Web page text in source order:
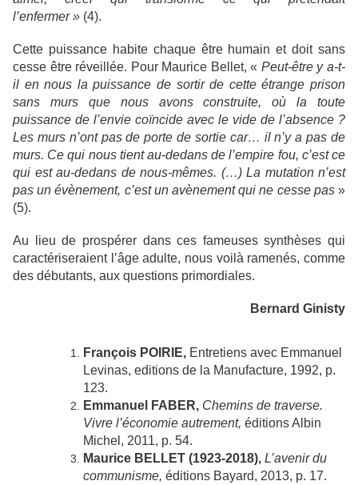
l’enfermer » (4).
Cette puissance habite chaque être humain et doit sans
cesse être réveillée. Pour Maurice Bellet, « Peut-être y a-t-
il en nous la puissance de sortir de cette étrange prison
sans murs que nous avons construite, où la toute
puissance de l’envie coïncide avec le vide de l’absence ?
Les murs n’ont pas de porte de sortie car… il n’y a pas de
murs. Ce qui nous tient au-dedans de l’empire fou, c’est ce
qui est au-dedans de nous-mêmes. (…) La mutation n’est
pas un évènement, c’est un avènement qui ne cesse pas»
(5).
Au lieu de prospérer dans ces fameuses synthèses qui
caractériseraient l’âge adulte, nous voilà ramenés, comme
des débutants, aux questions primordiales.
Bernard Ginisty
François POIRIE, Entretiens avec Emmanuel
Levinas, editions de la Manufacture, 1992, p.
123.
Emmanuel FABER, Chemins de traverse.
Vivre l’économie autrement, éditions Albin
Michel, 2011, p. 54.
Maurice BELLET (1923-2018), L’avenir du
communisme, éditions Bayard, 2013, p. 17.